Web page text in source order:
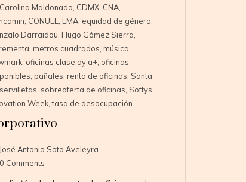
Carolina Maldonado CDMX CNA
CONUEE EMA equidad de género
Darraidou Hugo Gómez Sierra
,metros cuadrados ,música
oficinas clase ay a+ oficinas
,pañales ,renta de oficinas Santa
servilletas sobreoferta de oficinas Softys
Week ,tasa de desocupación
José Antonio Soto Aveleyra
0 Comments